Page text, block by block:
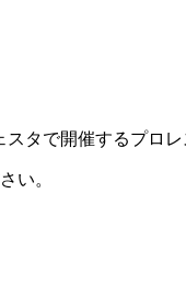
タで開催するプロレ
い。